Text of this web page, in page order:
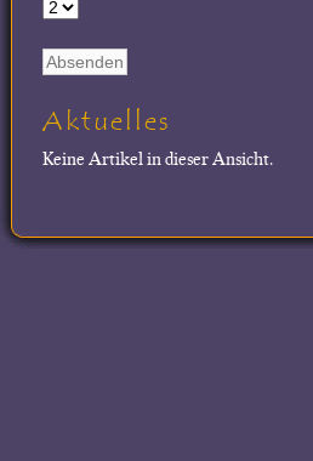
Aktuelles
Keine Artikel in dieser Ansicht.